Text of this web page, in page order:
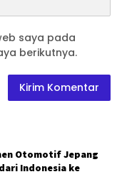
saya pada
berikutnya.
Otomotif Jepang
Indonesia ke